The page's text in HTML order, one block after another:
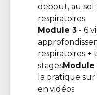
debout, au sol
respiratoires
Module 3 - 6
respiratoires +
stagesModule
la pratique
en vidéos